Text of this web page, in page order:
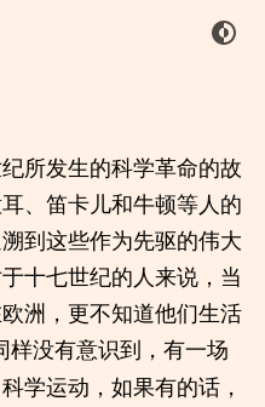
所发生的科学革命的故
、笛卡儿和牛顿等人的
到这些作为先驱的伟大
十七世纪的人来说，当
洲，更不知道他们生活
样没有意识到，有一场
学运动，如果有的话，